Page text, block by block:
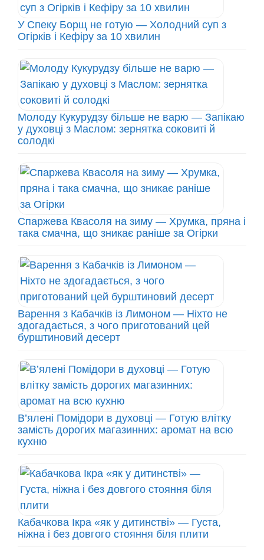
У Спеку Борщ не готую — Холодний суп з
Огірків і Кефіру за 10 хвилин
Молоду Кукурудзу більше не варю — Запікаю
у духовці з Маслом: зернятка соковиті й
солодкі
Спаржева Квасоля на зиму — Хрумка, пряна і
така смачна, що зникає раніше за Огірки
Варення з Кабачків із Лимоном — Ніхто не
здогадається, з чого приготований цей
бурштиновий десерт
В’ялені Помідори в духовці — Готую влітку
замість дорогих магазинних: аромат на всю
кухню
Кабачкова Ікра «як у дитинстві» — Густа,
ніжна і без довгого стояння біля плити